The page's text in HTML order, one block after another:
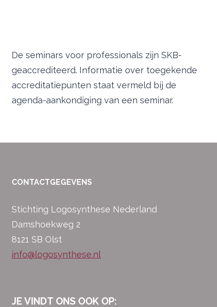
De seminars voor professionals zijn SKB-
geaccrediteerd. Informatie over toegekende
accreditatiepunten staat vermeld bij de
agenda-aankondiging van een seminar.
CONTACTGEGEVENS
Stichting Logosynthese Nederland
Damshoekweg 2
8121 SB Olst
info@logosynthese.nl
JE VINDT ONS OOK OP: